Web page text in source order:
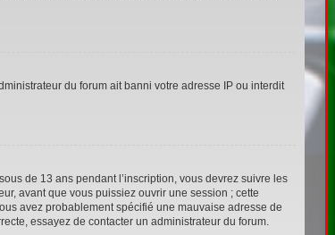
du forum ait banni votre adresse IP ou interdit
de 13 ans pendant l’inscription, vous devrez suivre les
avant que vous puissiez ouvrir une session ; cette
avez probablement spécifié une mauvaise adresse de
essayez de contacter un administrateur du forum.